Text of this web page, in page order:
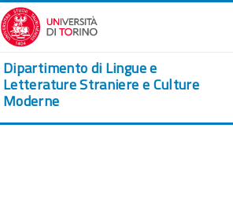
跳到主要内容
Dipartimento di Lingue e
Letterature Straniere e Culture
Moderne